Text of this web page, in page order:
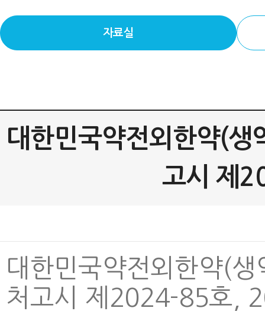
자료실
대한민국약전외한약(생
고시 제
대한민국약전외한약(
처고시 제2024-85호,